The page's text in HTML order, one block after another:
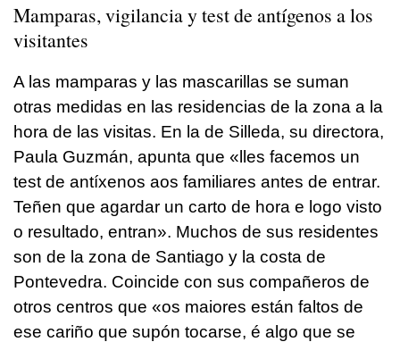
Mamparas, vigilancia y test de antígenos a los
visitantes
A las mamparas y las mascarillas se suman
otras medidas en las residencias de la zona a la
hora de las visitas. En la de Silleda, su directora,
Paula Guzmán, apunta que «lles facemos un
test de antíxenos aos familiares antes de entrar.
Teñen que agardar un carto de hora e logo visto
o resultado, entran». Muchos de sus residentes
son de la zona de Santiago y la costa de
Pontevedra. Coincide con sus compañeros de
otros centros que «os maiores están faltos de
ese cariño que supón tocarse, é algo que se